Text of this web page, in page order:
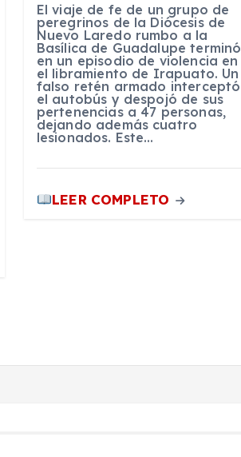
El viaje de fe de un grupo de
peregrinos de la Diócesis de
Nuevo Laredo rumbo a la
Basílica de Guadalupe terminó
en un episodio de violencia en
el libramiento de Irapuato. Un
falso retén armado interceptó
el autobús y despojó de sus
pertenencias a 47 personas,
dejando además cuatro
lesionados. Este…
LEER COMPLETO